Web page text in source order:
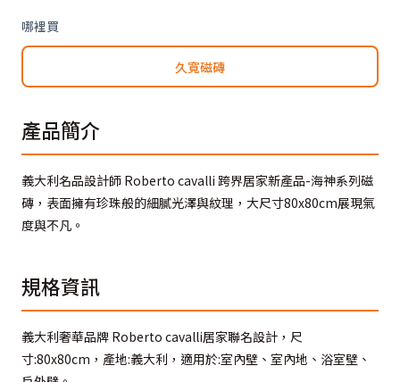
哪裡買
久寬磁磚
產品簡介
義大利名品設計師 Roberto cavalli 跨界居家新產品-海神系列磁
磚，表面擁有珍珠般的細膩光澤與紋理，大尺寸80x80cm展現氣
度與不凡。
規格資訊
義大利奢華品牌 Roberto cavalli居家聯名設計，尺
寸:80x80cm，產地:義大利，適用於:室內壁、室內地、浴室壁、